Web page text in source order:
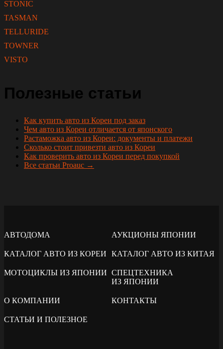
STONIC
TASMAN
TELLURIDE
TOWNER
VISTO
Полезные статьи
Как купить авто из Кореи под заказ
Чем авто из Кореи отличается от японского
Растаможка авто из Кореи: документы и платежи
Сколько стоит привезти авто из Кореи
Как проверить авто из Кореи перед покупкой
Все статьи Proauc →
АВТОДОМА АУКЦИОНЫ ЯПОНИИ
КАТАЛОГ АВТО ИЗ КОРЕИ КАТАЛОГ АВТО ИЗ КИТАЯ
МОТОЦИКЛЫ ИЗ ЯПОНИИ СПЕЦТЕХНИКА
ИЗ ЯПОНИИ
О КОМПАНИИ КОНТАКТЫ
СТАТЬИ И ПОЛЕЗНОЕ